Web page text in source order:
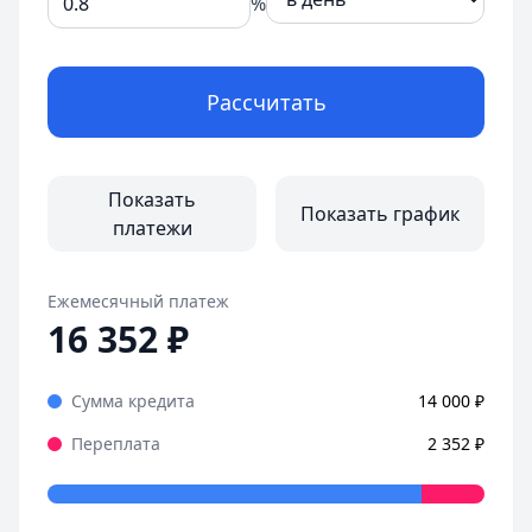
Организация:
Дата:28 октября 2025 г.
Оформила займ в MoneyMan за пару минут, все
Страницы отзывов:
Рассчитать
Показать
платежи
Показать график
Ежемесячный платеж
16 352₽
Сумма кредита 14 000 ₽
Переплата
2 352 ₽